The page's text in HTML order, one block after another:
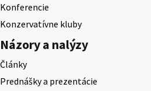
Konferencie
Konzervatívne kluby
Názory a nalýzy
Články
Prednášky a prezentácie